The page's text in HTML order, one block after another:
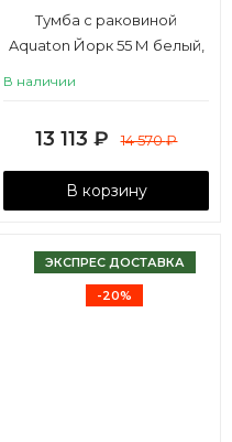
Тумба с раковиной
Aquaton Йорк 55 М белый,
В наличии
13 113 ₽ 14 570₽
В корзину
ЭКСПРЕС ДОСТАВКА
-20%